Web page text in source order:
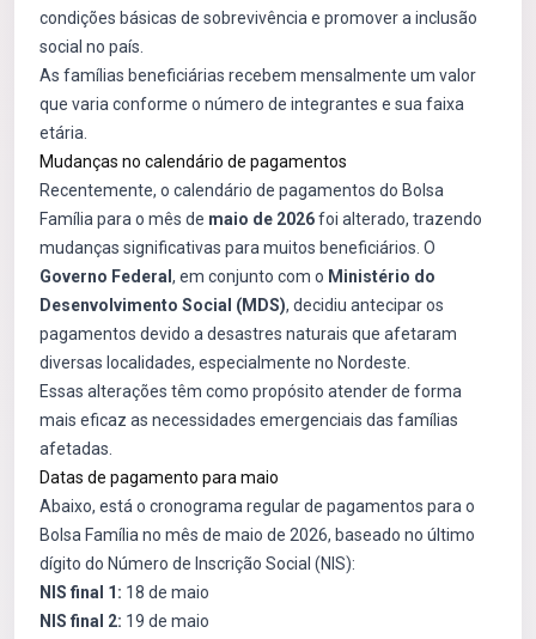
condições básicas de sobrevivência e promover a inclusão
social no país.
As famílias beneficiárias recebem mensalmente um valor
que varia conforme o número de integrantes e sua faixa
etária.
Mudanças no calendário de pagamentos
Recentemente, o calendário de pagamentos do Bolsa
Família para o mês de maio de 2026foi alterado, trazendo
mudanças significativas para muitos beneficiários. O
Governo Federal , em conjunto com o Ministério do
Desenvolvimento Social (MDS), decidiu antecipar os
pagamentos devido a desastres naturais que afetaram
diversas localidades, especialmente no Nordeste.
Essas alterações têm como propósito atender de forma
mais eficaz as necessidades emergenciais das famílias
afetadas.
Datas de pagamento para maio
Abaixo, está o cronograma regular de pagamentos para o
Bolsa Família no mês de maio de 2026, baseado no último
dígito do Número de Inscrição Social (NIS):
NIS final 1: 18 de maio
NIS final 2: 19 de maio